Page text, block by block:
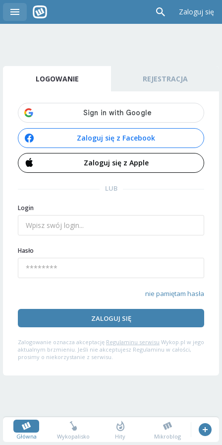
Zaloguj się
LOGOWANIE REJESTRACJA
Zaloguj się z Facebook
Zaloguj się z Apple
LUB
Login
Hasło
nie pamiętam hasła
ZALOGUJ SIĘ
Zalogowanie oznacza akceptację Regulaminu serwisu Wykop.pl w jego
aktualnym brzmieniu. Jeśli nie akceptujesz Regulaminu w całości,
prosimy o niekorzystanie z serwisu.
Główna Wykopalisko Hity Mikroblog